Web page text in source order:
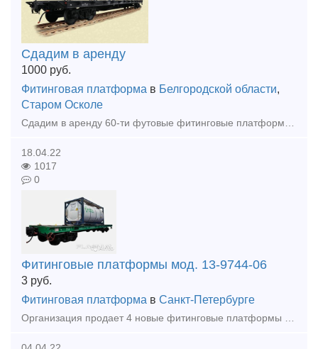
Сдадим в аренду
1000 руб.
Фитинговая платформа в Белгородской области,
Старом Осколе
18.04.22
1017
0
Фитинговые платформы мод. 13-9744-06
3 руб.
Фитинговая платформа в Санкт-Петербурге